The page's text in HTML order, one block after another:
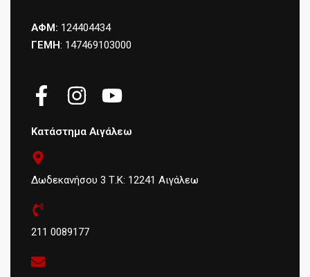
ΑΦΜ: 124404434
ΓΕΜΗ: 147469103000
Κατάστημα Αιγάλεω
Δωδεκανήσου 3 Τ.Κ: 12241 Αιγάλεω
211 0089177